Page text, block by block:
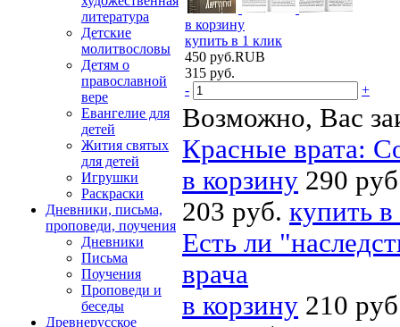
литература
Детские
молитвословы
Детям о
православной
вере
Евангелие для
детей
Жития святых
для детей
Игрушки
Раскраски
Дневники, письма,
проповеди, поучения
Дневники
Письма
Поучения
Проповеди и
беседы
Древнерусское
в корзину
купить в 1 клик
450 руб.RUB
315 руб.
-
+
Возможно, Вас
Красные врата:
в корзину 290
203 руб. купить
Есть ли
врача
в корзину 210